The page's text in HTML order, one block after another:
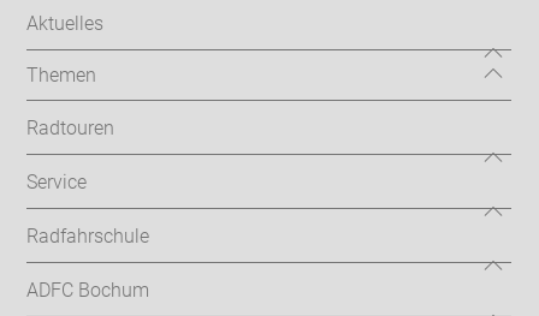
Aktuelles
Themen
Radtouren
Service
Radfahrschule
ADFC Bochum